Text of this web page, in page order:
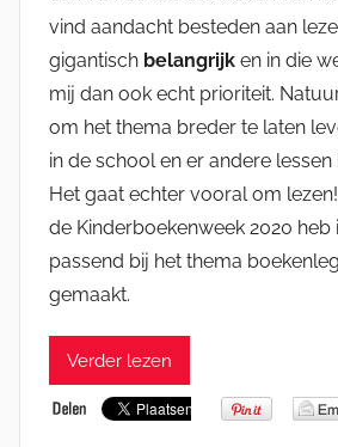
vind aandacht besteden aan
gigantisch belangrijk en in die
mij dan ook echt prioriteit.
om het thema breder te laten
in de school en er andere lessen
Het gaat echter vooral om
de Kinderboekenweek 2020 heb
passend bij het thema
gemaakt.
Verder lezen